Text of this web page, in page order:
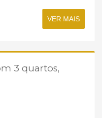
VER MAIS
3 quartos,